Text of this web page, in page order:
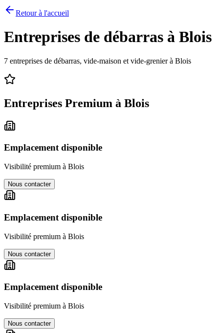
Retour à l'accueil
Entreprises de débarras à Blois
7 entreprises de débarras, vide-maison et vide-grenier à Blois
Entreprises Premium à Blois
Emplacement disponible
Visibilité premium à Blois
Nous contacter
Emplacement disponible
Visibilité premium à Blois
Nous contacter
Emplacement disponible
Visibilité premium à Blois
Nous contacter